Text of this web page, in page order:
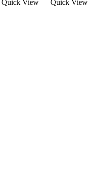
original
atual
Quick View
original
atual
Quick View